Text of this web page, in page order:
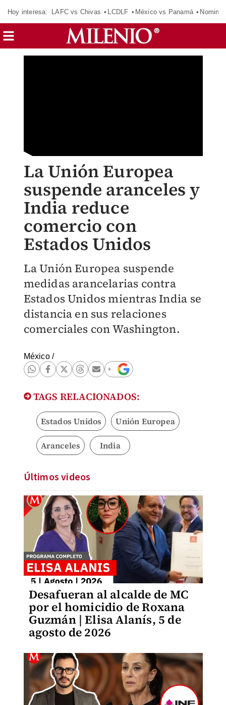
Hoy interesa: LAFC vs Chivas LCDLF México vs Panamá
La Unión Europea
suspende aranceles y
India reduce
comercio con
Estados Unidos
La Unión Europea suspende
medidas arancelarias contra
Estados Unidos mientras India se
distancia en sus relaciones
comerciales con Washington.
México/
TAGS RELACIONADOS:
Estados Unidos Unión Europea
Aranceles India
Últimos videos
Desafueran al alcalde de MC
por el homicidio de Roxana
Guzmán | Elisa Alanís, 5 de
agosto de 2026